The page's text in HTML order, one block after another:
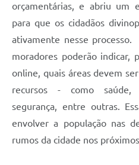
orçamentárias, e abriu um
para que os cidadãos
ativamente nesse
moradores poderão
online, quais áreas devem
recursos - como saúde,
segurança, entre outras.
envolver a população nas
rumos da cidade nos